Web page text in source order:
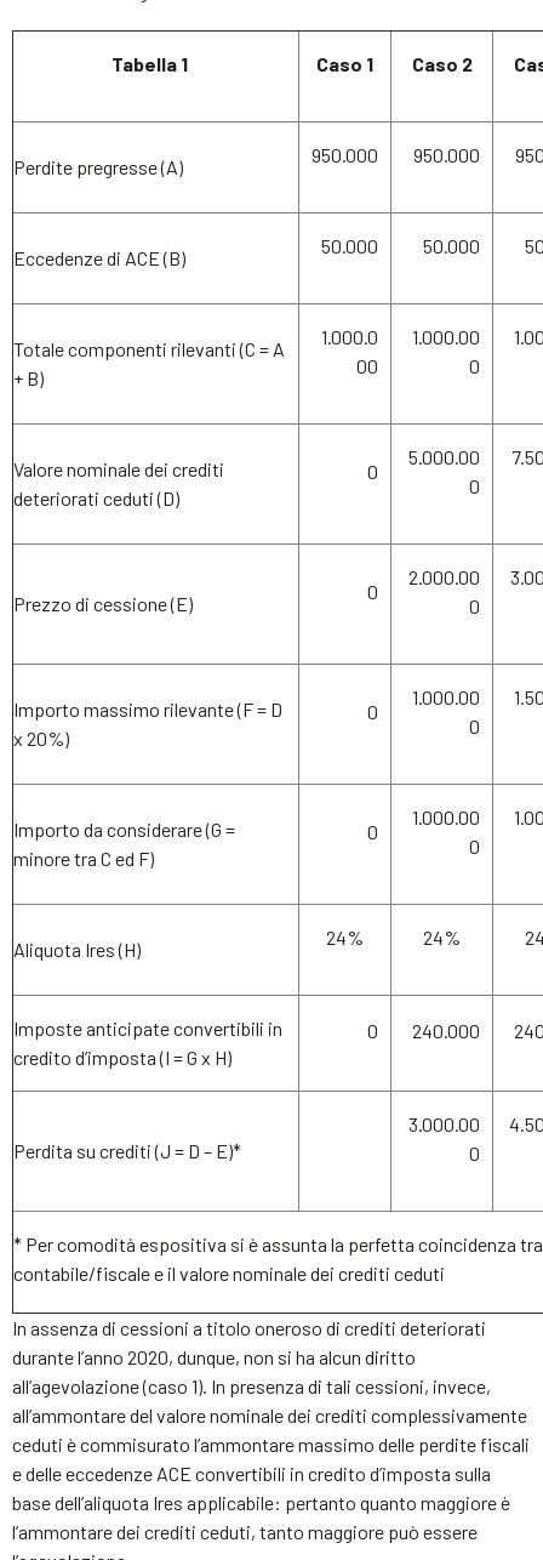
Tabella 1 Caso 1 Caso 2
Perdite pregresse (A)
950.000 950.000
Eccedenze di ACE (B)
50.000 50.000
Totale componenti rilevanti (C = A
+ B)
1.000.0
00
1.000.00
0
Valore nominale dei crediti
deteriorati ceduti (D)
0
5.000.00
0
Prezzo di cessione (E)
0
2.000.00
0
Importo massimo rilevante (F = D
x 20%)
0
1.000.00
0
Importo da considerare (G =
minore tra C ed F)
0
1.000.00
0
Aliquota Ires (H)
24% 24%
Imposte anticipate convertibili in
credito d’imposta (I = G x H)
0 240.000
Perdita su crediti (J = D – E)*
3.000.00
0
* Per comodità espositiva si è assunta la perfetta coincidenza
contabile/fiscale e il valore nominale dei crediti ceduti
In assenza di cessioni a titolo oneroso di crediti deteriorati
durante l’anno 2020, dunque, non si ha alcun diritto
all’agevolazione (caso 1). In presenza di tali cessioni, invece,
all’ammontare del valore nominale dei crediti complessivamente
ceduti è commisurato l’ammontare massimo delle perdite fiscali
e delle eccedenze ACE convertibili in credito d’imposta sulla
base dell’aliquota Ires applicabile: pertanto quanto maggiore è
l’ammontare dei crediti ceduti, tanto maggiore può essere